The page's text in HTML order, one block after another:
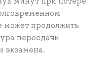
может продолжить
пересдачи
экзамена.